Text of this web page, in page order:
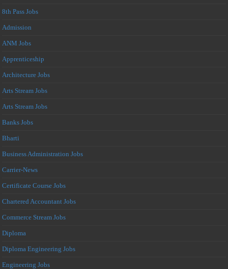
8th Pass Jobs
Admission
ANM Jobs
Apprenticeship
Architecture Jobs
Arts Stream Jobs
Arts Stream Jobs
Banks Jobs
Bharti
Business Administration Jobs
Carrier-News
Certificate Course Jobs
Chartered Accountant Jobs
Commerce Stream Jobs
Diploma
Diploma Engineering Jobs
Engineering Jobs